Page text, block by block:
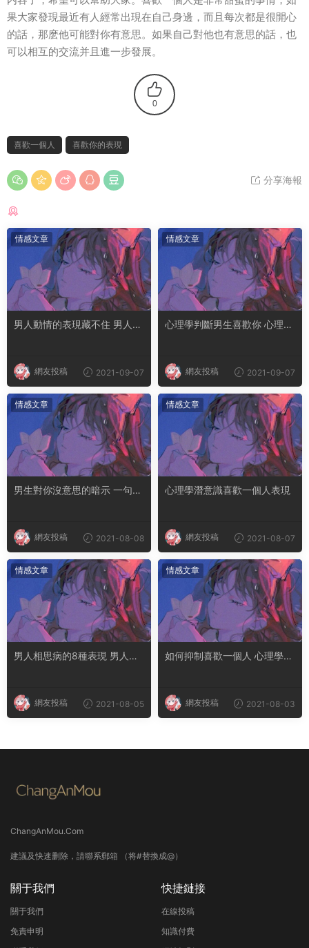
果大家發現最近有人經常出現在自己身邊，而且每次都是很開心
的話，那麽他可能對你有意思。如果自己對他也有意思的話，也
可以相互的交流并且進一步發展。
0
喜歡一個人 喜歡你的表現
分享海報
情感文章
男人動情的表現藏不住 男人越
網友投稿 2021-09-07
情感文章
心理學判斷男生喜歡你 心理學
網友投稿 2021-09-07
情感文章
男生對你沒意思的暗示 一句話
網友投稿 2021-08-08
情感文章
心理學潛意識喜歡一個人表現
網友投稿 2021-08-07
情感文章
男人相思病的8種表現 男人看
網友投稿 2021-08-05
情感文章
如何抑制喜歡一個人 心理學怎
網友投稿 2021-08-03
ChangAnMou.Com
建議及快速删除，請聯系郵箱 （将#替換成@）
關于我們
關于我們
免責申明
快捷鏈接
在線投稿
知識付費